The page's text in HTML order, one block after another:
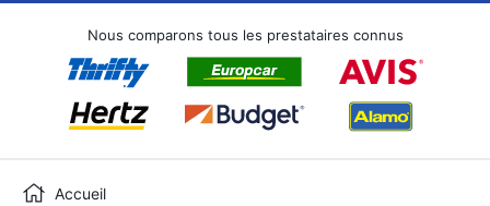
Nous comparons tous les prestataires connus
Accueil